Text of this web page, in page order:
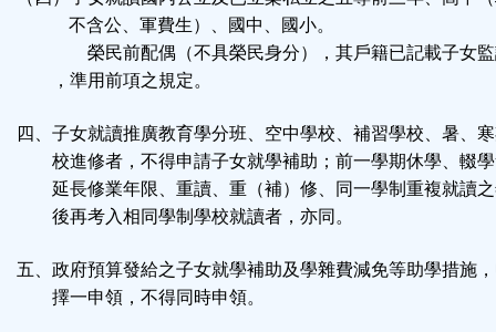
不含公、軍費生）、國中、國小。
榮民前配偶（不具榮民身分），其戶籍已記載子女
，準用前項之規定。
四、子女就讀推廣教育學分班、空中學校、補習學校、暑、
校進修者，不得申請子女就學補助；前一學期休學、輟
延長修業年限、重讀、重（補）修、同一學制重複就讀
後再考入相同學制學校就讀者，亦同。
五、政府預算發給之子女就學補助及學雜費減免等助學措施
擇一申領，不得同時申領。